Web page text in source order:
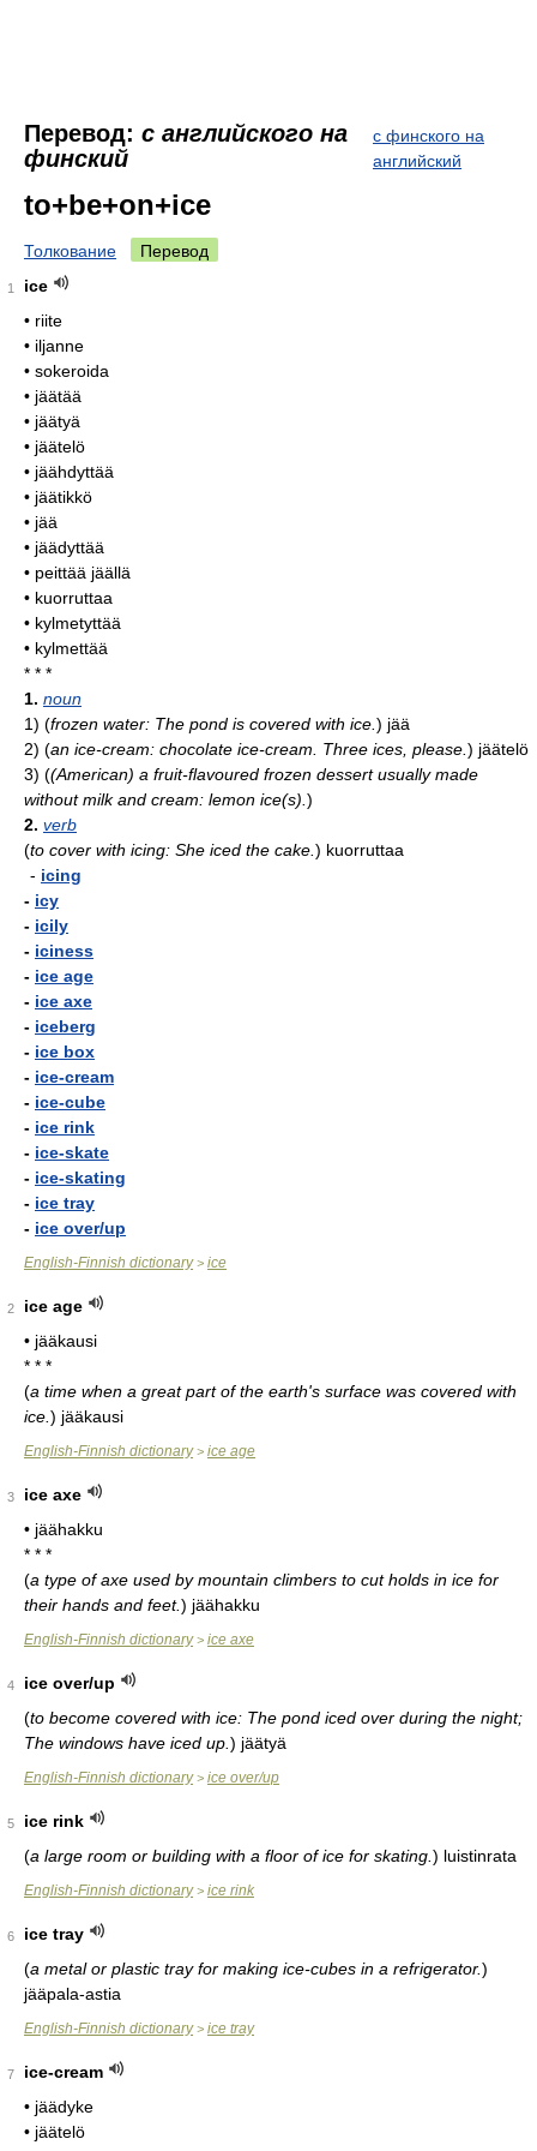
Перевод: с английского на
финский
с финского на
английский
to+be+on+ice
Толкование Перевод
1
ice
• riite
• iljanne
• sokeroida
• jäätää
• jäätyä
• jäätelö
• jäähdyttää
• jäätikkö
• jää
• jäädyttää
• peittää jäällä
• kuorruttaa
• kylmetyttää
• kylmettää
* * *
1. noun
1) (frozen water: The pond is covered with ice. ) jää
2) (an ice-cream: chocolate ice-cream. Three ices, please. ) jäätelö
3) ((American) a fruit-flavoured frozen dessert usually made
without milk and cream: lemon ice(s). )
2. verb
(to cover with icing: She iced the cake. ) kuorruttaa
- icing
- icy
- icily
- iciness
- ice age
- ice axe
- iceberg
- ice box
- ice-cream
- ice-cube
- ice rink
- ice-skate
- ice-skating
- ice tray
- ice over/up
English-Finnish dictionary> ice
2
ice age
• jääkausi
* * *
(a time when a great part of the earth's surface was covered with
ice. ) jääkausi
English-Finnish dictionary> ice age
3
ice axe
• jäähakku
* * *
(a type of axe used by mountain climbers to cut holds in ice for
their hands and feet.) jäähakku
English-Finnish dictionary> ice axe
4
ice over/up
(to become covered with ice: The pond iced over during the night;
The windows have iced up. ) jäätyä
English-Finnish dictionary> ice over/up
5
ice rink
(a large room or building with a floor of ice for skating. ) luistinrata
English-Finnish dictionary> ice rink
6
ice tray
(a metal or plastic tray for making ice-cubes in a refrigerator.)
jääpala-astia
English-Finnish dictionary> ice tray
7
ice-cream
• jäädyke
• jäätelö